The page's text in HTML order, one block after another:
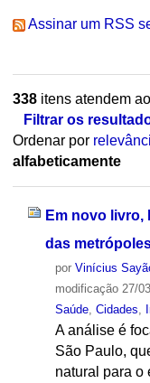
Assinar um RSS
338itens atendem
Filtrar os
Ordenar por
alfabeticamente
Em novo livro,
das
por Vinícius
modificação27/
Saúde, Cidades
A análise é
São Paulo,
natural para o